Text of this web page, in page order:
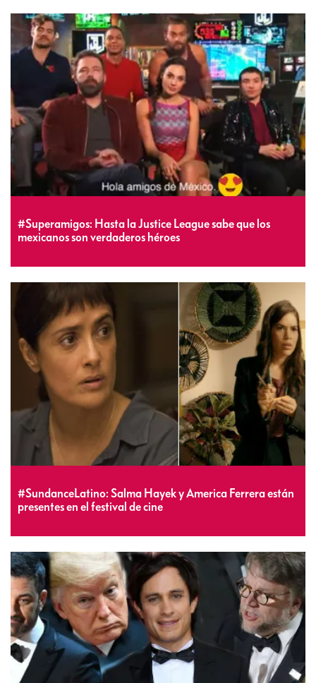
#Superamigos: Hasta la Justice League sabe que los
mexicanos son verdaderos héroes
#SundanceLatino: Salma Hayek y America Ferrera están
presentes en el festival de cine